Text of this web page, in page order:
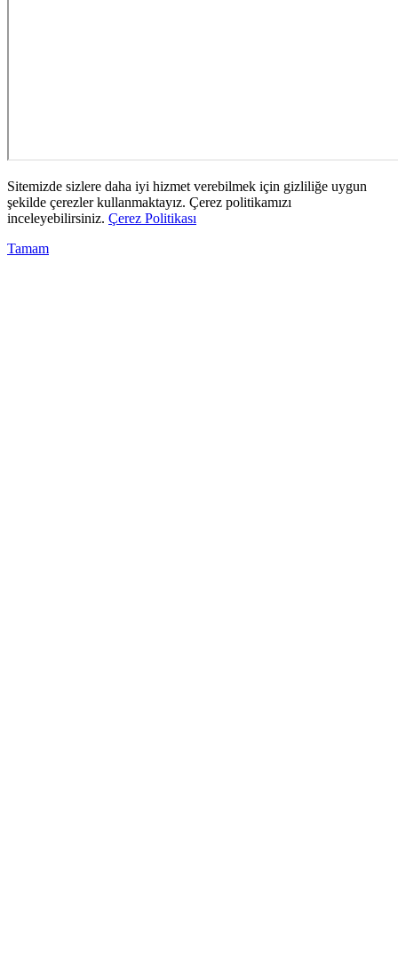
Sitemizde sizlere daha iyi hizmet verebilmek için gizliliğe uygun
şekilde çerezler kullanmaktayız. Çerez politikamızı
inceleyebilirsiniz. Çerez Politikası
Tamam